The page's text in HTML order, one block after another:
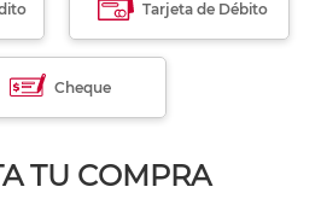
Tarjeta de Débito
Cheque
TU COMPRA